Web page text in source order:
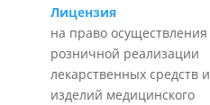
Лицензия
на право осуществления
розничной реализации
лекарственных средств и
изделий медицинского